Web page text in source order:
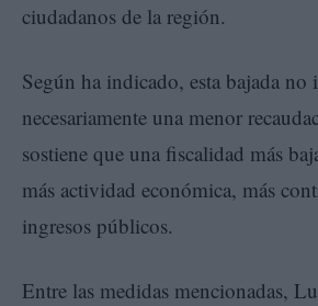
ciudadanos de la región.
Según ha indicado, esta bajada no
necesariamente una menor
sostiene que una fiscalidad más
más actividad económica, más
ingresos públicos.
Entre las medidas mencionadas,